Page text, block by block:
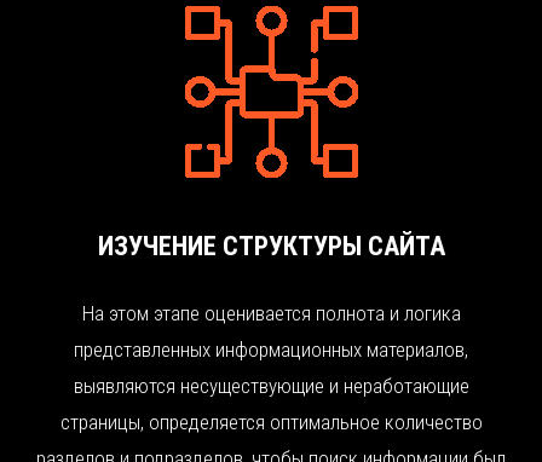
ИЗУЧЕНИЕ СТРУКТУРЫ САЙТА
На этом этапе оценивается полнота и логика
представленных информационных материалов,
выявляются несуществующие и неработающие
страницы, определяется оптимальное количество